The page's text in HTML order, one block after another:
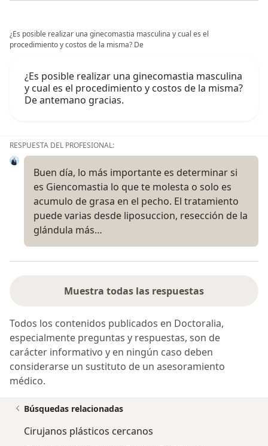
¿Es posible realizar una ginecomastia masculina y cual es el
procedimiento y costos de la misma? De
¿Es posible realizar una ginecomastia masculina
y cual es el procedimiento y costos de la misma?
De antemano gracias.
RESPUESTA DEL PROFESIONAL:
Buen día, lo más importante es determinar si
es Giencomastia lo que te molesta o solo es
acumulo de grasa en el pecho. El tratamiento
puede varias desde liposuccion, resección de la
glándula más…
Muestra todas las respuestas
Todos los contenidos publicados en Doctoralia,
especialmente preguntas y respuestas, son de
carácter informativo y en ningún caso deben
considerarse un sustituto de un asesoramiento
médico.
Búsquedas relacionadas
Cirujanos plásticos cercanos